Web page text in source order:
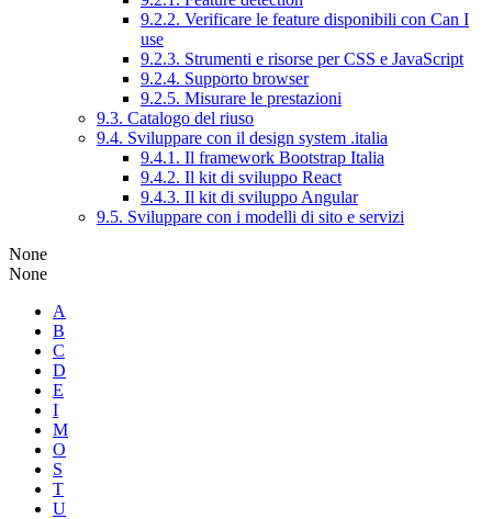
9.2.2. Verificare le feature disponibili con Can I
use
9.2.3. Strumenti e risorse per CSS e JavaScript
9.2.4. Supporto browser
9.2.5. Misurare le prestazioni
9.3. Catalogo del riuso
9.4. Sviluppare con il design system .italia
9.4.1. Il framework Bootstrap Italia
9.4.2. Il kit di sviluppo React
9.4.3. Il kit di sviluppo Angular
9.5. Sviluppare con i modelli di sito e servizi
None
None
A
B
C
D
E
I
M
O
S
T
U